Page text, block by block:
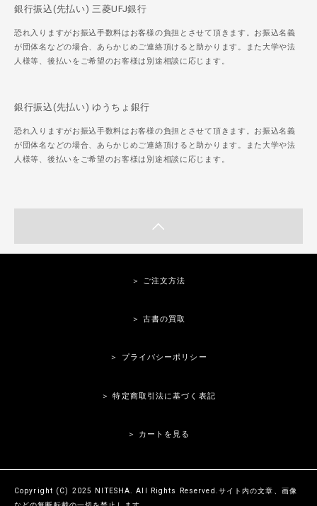
銀行振込(先払い) 三菱UFJ銀行
恐れ入りますがお振込手数料はお客様の負担とさせて頂きます。お振込名義
が団体名などの場合、あらかじめご連絡頂けると助かります。また大学や法
人様等、後払いをご希望のお客様は別途相談に応じます。
銀行振込(先払い) ゆうちょ銀行
恐れ入りますがお振込手数料はお客様の負担とさせて頂きます。お振込名義
が団体名などの場合、あらかじめご連絡頂けると助かります。また大学や法
人様等、後払いをご希望のお客様は別途相談に応じます。
＞ ご注文方法
＞ 古書の買取
＞ プライバシーポリシー
＞ 特定商取引法に基づく表記
＞ カートを見る
Copyright (C) 2025 NITESHA. All Rights Reserved.サイト内の文章、画像